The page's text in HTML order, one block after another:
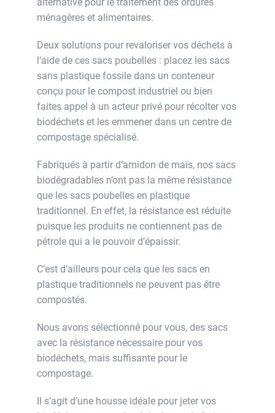
ménagères et alimentaires.
Deux solutions pour revaloriser vos déchets à
l’aide de ces sacs poubelles : placez les sacs
sans plastique fossile dans un conteneur
conçu pour le compost industriel ou bien
faites appel à un acteur privé pour récolter vos
biodéchets et les emmener dans un centre de
compostage spécialisé.
Fabriqués à partir d’amidon de maïs, nos sacs
biodégradables n’ont pas la même résistance
que les sacs poubelles en plastique
traditionnel. En effet, la résistance est réduite
puisque les produits ne contiennent pas de
pétrole qui a le pouvoir d’épaissir.
C’est d’ailleurs pour cela que les sacs en
plastique traditionnels ne peuvent pas être
compostés.
Nous avons sélectionné pour vous, des sacs
avec la résistance nécessaire pour vos
biodéchets, mais suffisante pour le
compostage.
Il s’agit d’une housse idéale pour jeter vos